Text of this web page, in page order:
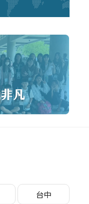
台中